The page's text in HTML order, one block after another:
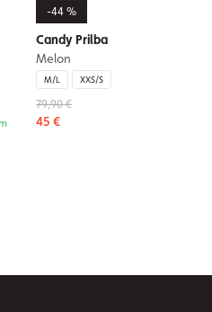
-44 %
Candy Prilba
Melon
M/L XXS/S
79,90 €
45 €